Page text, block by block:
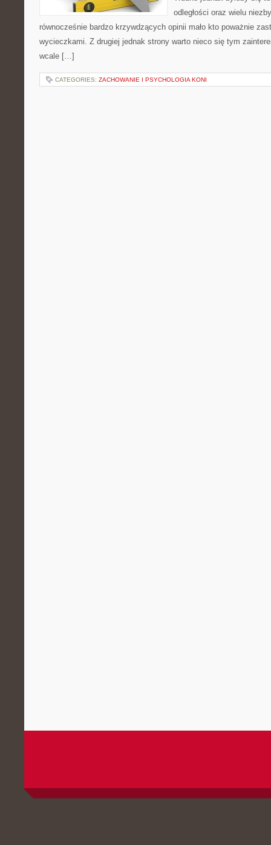
odległości oraz wielu
równocześnie bardzo krzywdzących opinii mało kto poważnie
wycieczkami. Z drugiej jednak strony warto nieco się tym
wcale […]
CATEGORIES: ZACHOWANIE I PSYCHOLOGIA KONI